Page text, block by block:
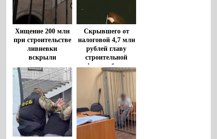
Хищение 200 млн
при строительстве
ливневки
вскрыли
воронежские
прокуроры
Скрывшего от
налоговой 4,7 млн
рублей главу
строительной
фирмы будут
судить в Воронеже